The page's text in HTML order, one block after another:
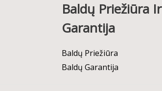
Baldų Priežiūra Ir
Garantija
Baldų Priežiūra
Baldų Garantija